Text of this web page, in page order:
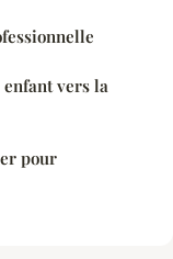
enfant vers la
pour